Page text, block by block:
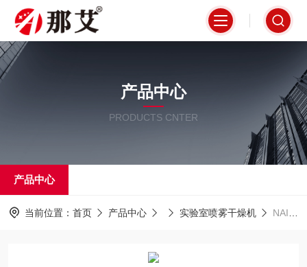
产品中心
PRODUCTS CNTER
产品中心
当前位置： 首页 产品中心 实验室喷雾干燥机 NAI-HPLSD1500高性能喷雾干燥机 提供可折叠样品摆放台